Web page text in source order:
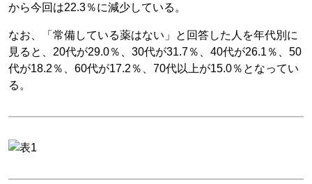
から今回は22.3％に減少している。
なお、「常備している薬はない」と回答した人を年代別に
見ると、20代が29.0％、30代が31.7％、40代が26.1％、50
代が18.2％、60代が17.2％、70代以上が15.0％となってい
る。